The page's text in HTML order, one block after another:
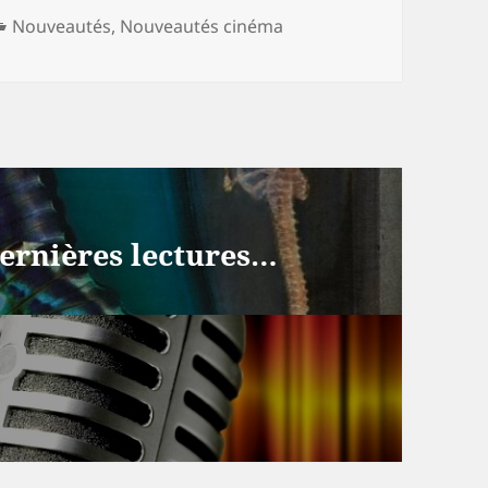
Catégories
Nouveautés, Nouveautés cinéma
lectures…